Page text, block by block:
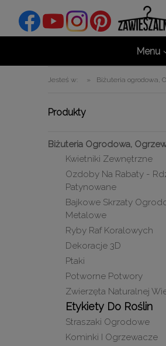
Menu
Jesteś w: » Biżuteria ogrodowa,
Produkty
Biżuteria Ogrodowa,
Kwietniki Zewnętrzne
Ozdoby Na Rabaty -
Patynowane
Bajkowe Skrzaty
Metalowe
Ryby Raf Koralowych
Dekoracje 3D
Ptaki
Potworne Potwory
Zwierzęta Naturalnej
Etykiety Do Roślin
Straszaki Ogrodowe
Kominki I Ogrzewacze